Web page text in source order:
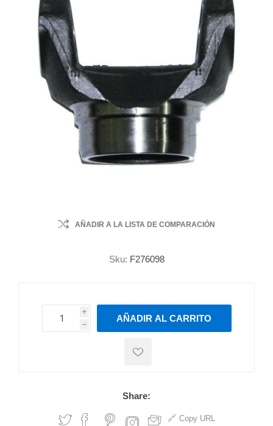
AÑADIR A LA LISTA DE COMPARACIÓN
Sku: F276098
i
h
h
AÑADIR AL CARRITO
Share:
Copy URL